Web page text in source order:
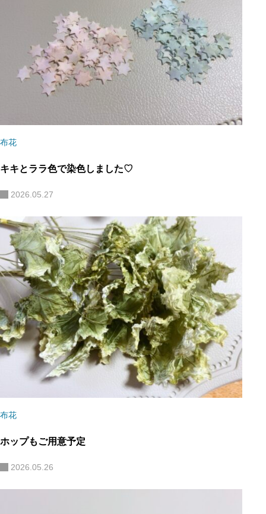
布花
キキとララ色で染色しました♡
2026.05.27
布花
ホップもご用意予定
2026.05.26